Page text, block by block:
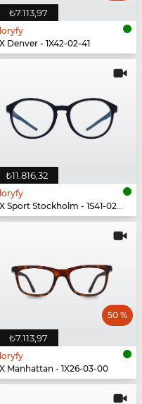
₺7.113,97
Denver - 1X42-02-41
₺11.816,32
Sport Stockholm - 1S41-02-00
₺7.113,97
50 %
Manhattan - 1X26-03-00